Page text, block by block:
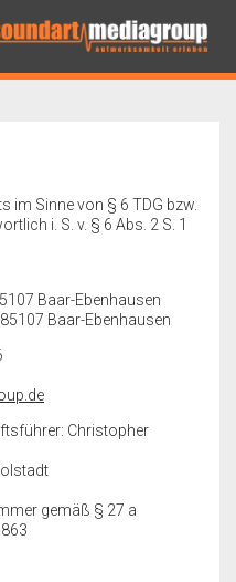
im Sinne von § 6 TDG bzw.
i. S. v. § 6 Abs. 2 S. 1
Baar-Ebenhausen
Baar-Ebenhausen
Christopher
gemäß § 27 a